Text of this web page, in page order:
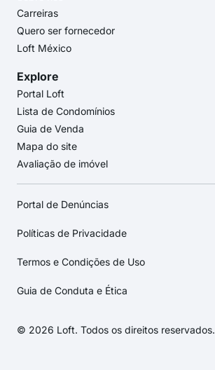
Carreiras
Quero ser fornecedor
Loft México
Explore
Portal Loft
Lista de Condomínios
Guia de Venda
Mapa do site
Avaliação de imóvel
Portal de Denúncias
Políticas de Privacidade
Termos e Condições de Uso
Guia de Conduta e Ética
© 2026 Loft. Todos os direitos reservados.